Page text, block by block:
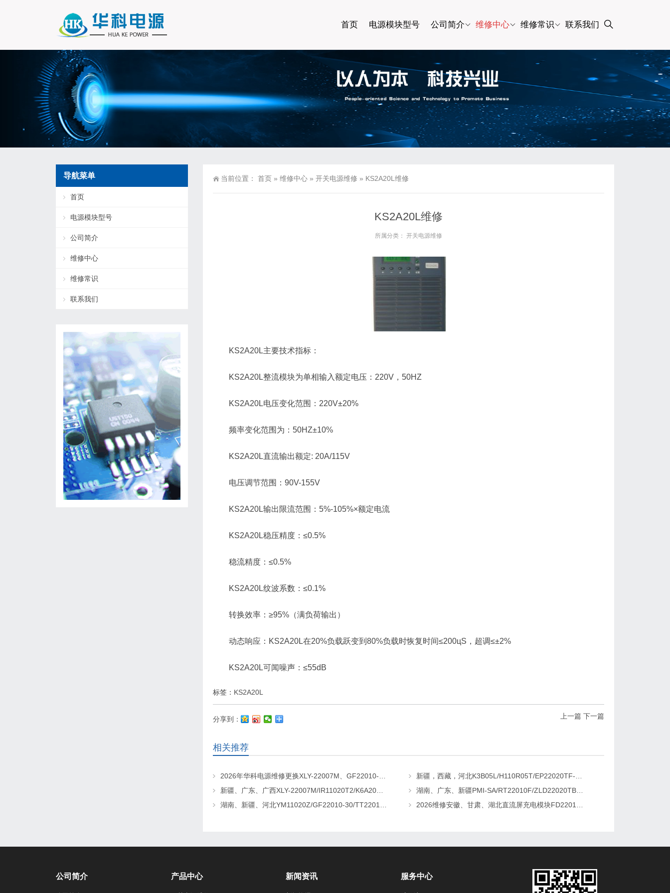
首页 电源模块型号 公司简介 维修中心 维修常识 联系我们
当前位置： 首页 » 维修中心 » 开关电源维修 » KS2A20L维修
KS2A20L维修
所属分类： 开关电源维修
KS2A20L主要技术指标：
KS2A20L整流模块为单相输入额定电压：220V，50HZ
KS2A20L电压变化范围：220V±20%
频率变化范围为：50HZ±10%
KS2A20L直流输出额定: 20A/115V
电压调节范围：90V-155V
KS2A20L输出限流范围：5%-105%×额定电流
KS2A20L稳压精度：≤0.5%
稳流精度：≤0.5%
KS2A20L纹波系数：≤0.1%
转换效率：≥95%（满负荷输出）
动态响应：KS2A20L在20%负载跃变到80%负载时恢复时间≤200цS，超调≤±2%
KS2A20L可闻噪声：≤55dB
标签： KS2A20L
上一篇 下一篇
分享到：
相关推荐
湖南、广东、新疆PMI-SA/RT22010F/ZLD22020TB电源模块维修更换
导航菜单
首页
电源模块型号
公司简介
维修中心
维修常识
联系我们
公司简介 产品中心 新闻资讯 服务中心